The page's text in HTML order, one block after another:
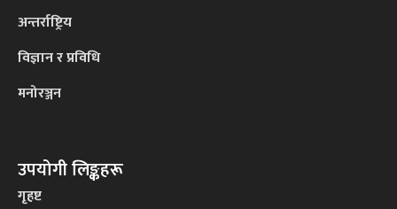
अन्तर्राष्ट्रिय
विज्ञान र प्रविधि
मनोरञ्जन
उपयोगी लिङ्कहरू
गृहष्ट